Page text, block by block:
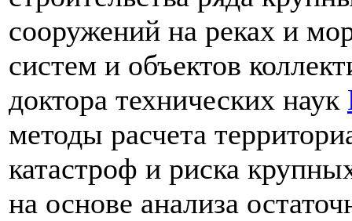
сооружений на реках и
систем и объектов
доктора технических наук
методы расчета
катастроф и риска
на основе анализа